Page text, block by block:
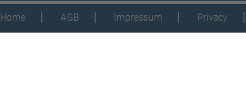
Home AGB Impressum Privacy